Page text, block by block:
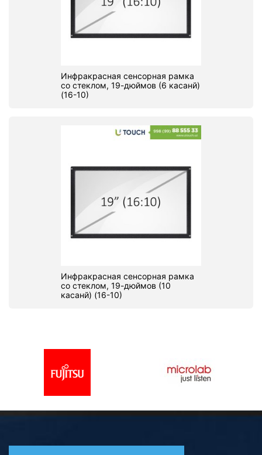
Инфракрасная сенсорная рамка
со стеклом, 19-дюймов (6 касанй)
(16-10)
Инфракрасная сенсорная рамка
со стеклом, 19-дюймов (10
касанй) (16-10)